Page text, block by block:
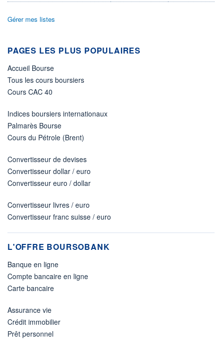
Non éligible
Boursobank
Gérer mes listes
PAGES LES PLUS POPULAIRES
Accueil Bourse
Tous les cours boursiers
Cours CAC 40
Indices boursiers internationaux
Palmarès Bourse
Cours du Pétrole (Brent)
Convertisseur de devises
Convertisseur dollar / euro
Convertisseur euro / dollar
Convertisseur livres / euro
Convertisseur franc suisse / euro
L'OFFRE BOURSOBANK
Banque en ligne
Compte bancaire en ligne
Carte bancaire
Assurance vie
Crédit immobilier
Prêt personnel